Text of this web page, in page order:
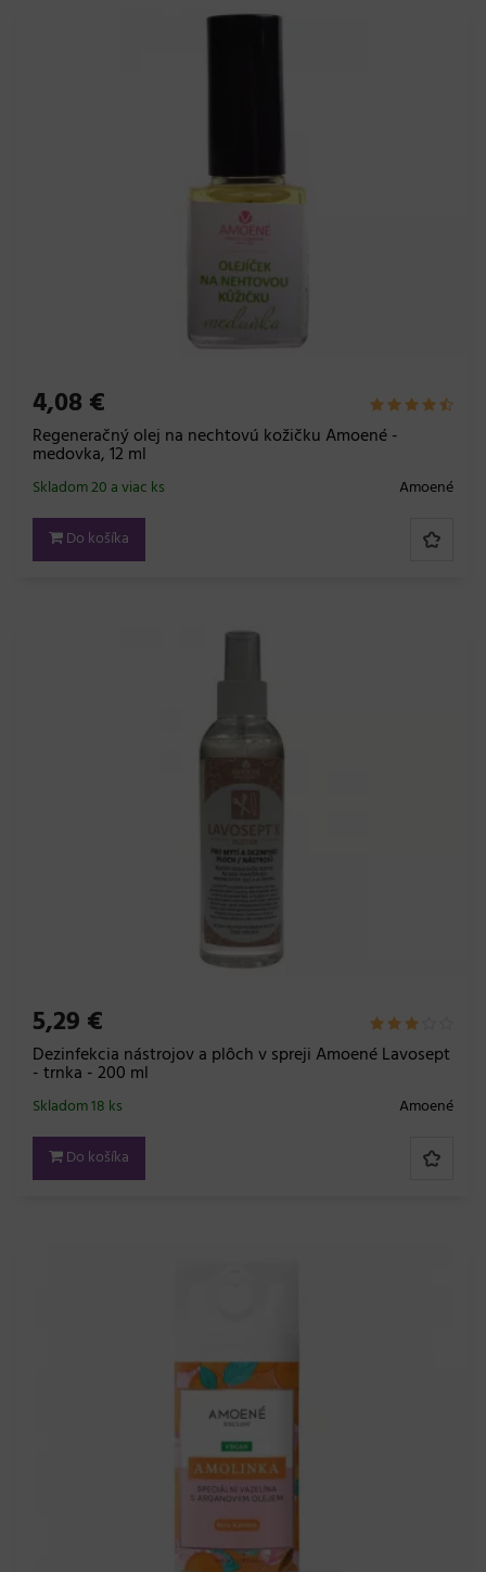
4,08 €
Regeneračný olej na nechtovú kožičku Amoené -
medovka, 12 ml
Amoené
Skladom 20 a viac ks
Do košíka
5,29 €
Dezinfekcia nástrojov a plôch v spreji Amoené Lavosept
- trnka - 200 ml
Amoené
Skladom 18 ks
Do košíka